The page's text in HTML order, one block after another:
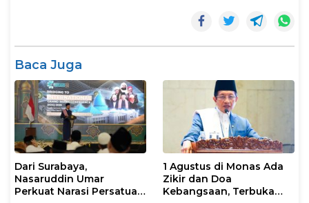
Baca Juga
Dari Surabaya,
Nasaruddin Umar
Perkuat Narasi Persatuan
1 Agustus di Monas Ada
Zikir dan Doa
Kebangsaan, Terbuka